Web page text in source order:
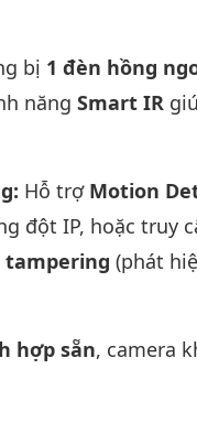
bị 1 đèn hồng
năng Smart IR
Hỗ trợ Motion
đột IP, hoặc truy
tampering (phát
hợp sẵn, camera